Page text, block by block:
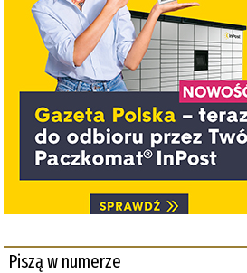
Piszą w numerze